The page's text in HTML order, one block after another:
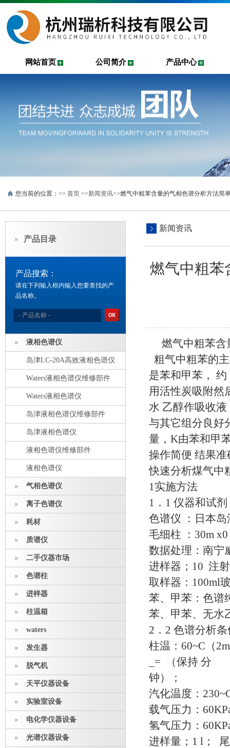
网站首页 公司简介 产品中心
您当前的位置：>> 首页 >>新闻资讯>>燃气中粗苯含量的气相色谱分析方法简
产品目录
产品搜索：
请在下列输入框内输入您要查找的产
品名称。
液相色谱仪
岛津LC-20A高效液相色谱仪
Waters液相色谱仪维修部件
Waters液相色谱仪
岛津液相色谱仪维修部件
岛津液相色谱仪
液相色谱仪维修部件
液相色谱仪
气相色谱仪
离子色谱仪
耗材
质谱仪
二手仪器市场
色谱柱
进样器
柱温箱
waters
发生器
脱气机
天平仪器设备
实验室设备
电化学仪器设备
光谱仪器设备
新闻资讯
燃气中粗苯
燃气中粗苯含
粗气中粗苯的
是苯和甲苯，
用活性炭吸附然
水 乙醇作吸收
与其它组分良好
量，K由苯和甲
操作简便 结果
快速分析煤气中
1实施方法
1．1 仪器和试剂
色谱仪 ：日本岛
毛细柱 ：30m
数据处理：南宁
进样器；10 注
取样器：100ml
苯、甲苯：色谱
苯、甲苯、无水
2．2 色谱分析条
柱温：60~C（
_= （保持 分
钟）；
汽化温度：
载气压力：
氢气压力：
进样量；1 l；